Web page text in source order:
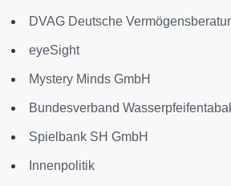
DVAG Deutsche
eyeSight
Mystery Minds GmbH
Bundesverband
Spielbank SH GmbH
Innenpolitik